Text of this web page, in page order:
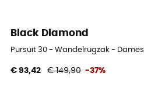
Black Diamond
Pursuit 30 - Wandelrugzak - Dames
€ 93,42 € 149,90 -37%